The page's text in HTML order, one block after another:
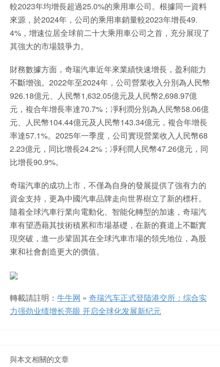
較2023年均增長超過25.0%的乘用車公司。根據同一資料
來源，於2024年，公司的乘用車銷量較2023年增長49.
4%，增速位居全球前二十大乘用車公司之首，充分展現了
其強大的市場競爭力。
財務數據方面，奇瑞汽車近年來業績快速增長，盈利能力
不斷增強。2022年至2024年，公司營業收入分別為人民幣
926.18億元、人民幣1,632.05億元及人民幣2,698.97億
元，複合年增長率達70.7%；凈利潤分別為人民幣58.06億
元、人民幣104.44億元及人民幣143.34億元，複合年增長
率達57.1%。2025年一季度，公司實現營業收入人民幣68
2.23億元，同比增長24.2%；凈利潤人民幣47.26億元，同
比增長90.9%。
奇瑞汽車的成功上市，不僅為自身的發展提供了強有力的
資金支持，更為中國汽車品牌走向世界樹立了新的標杆。
隨着全球汽車行業向電動化、智能化轉型的加速，奇瑞汽
車有望憑藉其技術積累和市場基礎，在新的賽道上不斷實
現突破，進一步鞏固其在全球汽車市場的領先地位，為股
東和社會創造更大的價值。
轉載請註明： 牛牛网 » 奇瑞汽车正式登陆港交所：综合实
力强劲业绩增长亮眼 开启全球化发展新纪元
與本文相關的文章